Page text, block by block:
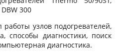
300
узлов подогревателей,
способы диагностики, поиск
диагностика.